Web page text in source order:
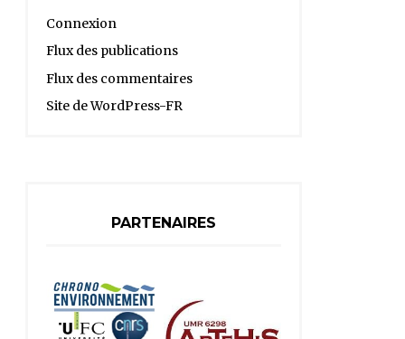
Connexion
Flux des publications
Flux des commentaires
Site de WordPress-FR
PARTENAIRES